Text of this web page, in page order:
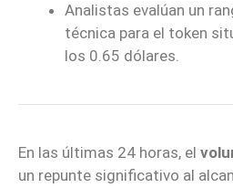
Analistas evalúan un
técnica para el token
los 0.65 dólares.
En las últimas 24 horas, el
un repunte significativo al